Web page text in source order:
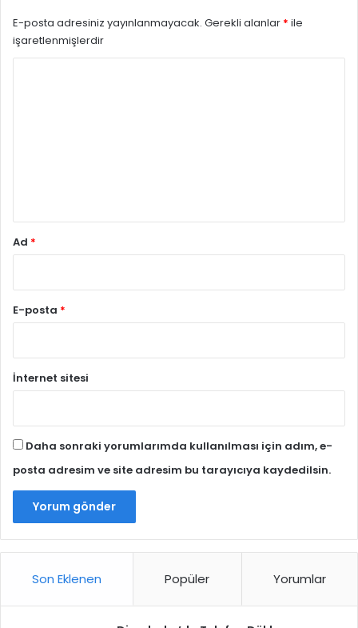
E-posta adresiniz yayınlanmayacak. Gerekli alanlar * ile
işaretlenmişlerdir
Ad *
E-posta *
İnternet sitesi
Daha sonraki yorumlarımda kullanılması için adım, e-
posta adresim ve site adresim bu tarayıcıya kaydedilsin.
Son Eklenen Popüler Yorumlar